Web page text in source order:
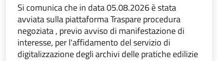
Si comunica che in data 05.08.2026 è stata
avviata sulla piattaforma Traspare procedura
negoziata , previo avviso di manifestazione di
interesse, per l'affidamento del servizio di
digitalizzazione degli archivi delle pratiche edilizie